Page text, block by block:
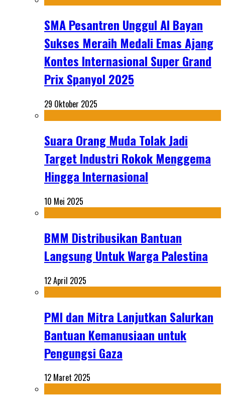
SMA Pesantren Unggul Al Bayan
Sukses Meraih Medali Emas Ajang
Kontes Internasional Super Grand
Prix Spanyol 2025
29 Oktober 2025
Suara Orang Muda Tolak Jadi
Target Industri Rokok Menggema
Hingga Internasional
10 Mei 2025
BMM Distribusikan Bantuan
Langsung Untuk Warga Palestina
12 April 2025
PMI dan Mitra Lanjutkan Salurkan
Bantuan Kemanusiaan untuk
Pengungsi Gaza
12 Maret 2025